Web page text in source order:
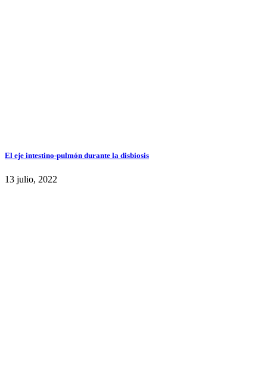
El eje intestino-pulmón durante la disbiosis
13 julio, 2022